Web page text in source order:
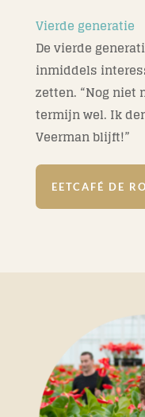
Vierde generatie
De vierde
inmiddels
zetten. “Nog niet
termijn wel. Ik
Veerman blijft!”
EETCAFÉ DE